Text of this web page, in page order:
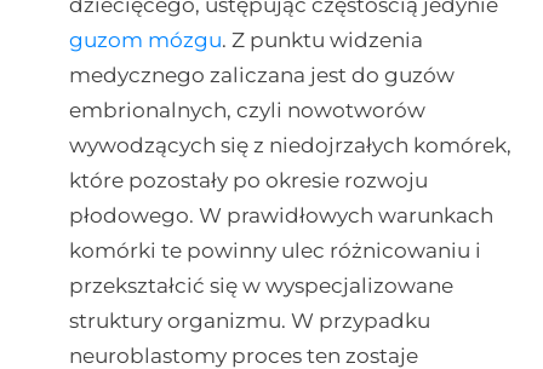
guzom mózgu. Z punktu widzenia
medycznego zaliczana jest do guzów
embrionalnych, czyli nowotworów
wywodzących się z niedojrzałych komórek,
które pozostały po okresie rozwoju
płodowego. W prawidłowych warunkach
komórki te powinny ulec różnicowaniu i
przekształcić się w wyspecjalizowane
struktury organizmu. W przypadku
neuroblastomy proces ten zostaje